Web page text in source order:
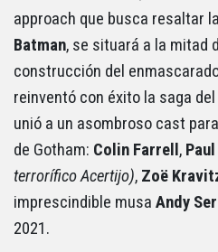
approach que busca resaltar
Batman, se situará a la mitad
construcción del
reinventó con éxito la saga
unió a un asombroso cast
de Gotham: Colin Farrell ,
terrorífico Acertijo), Zoë
imprescindible musa Andy
2021.